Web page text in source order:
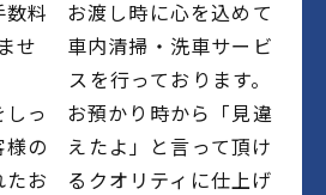
料
せ
っ
の
たお
お渡し時に心を込めて
車内清掃・洗車サービ
スを行っております。
お預かり時から「見違
えたよ」と言って頂け
るクオリティに仕上げ